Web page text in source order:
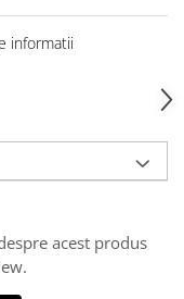
informatii
acest produs